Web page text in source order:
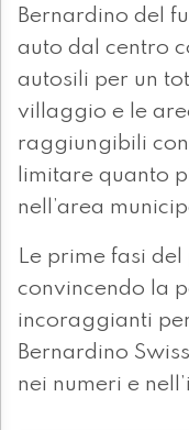
Bernardino del
auto dal centro
autosili per un
villaggio e le
raggiungibili
limitare quanto
nell’area
Le prime fasi
convincendo la
incoraggianti
Bernardino
nei numeri e